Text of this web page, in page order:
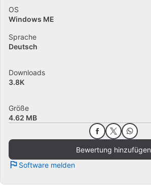
OS
Windows ME
Sprache
Deutsch
Downloads
3.8K
Größe
4.62 MB
Bewertung hinzufügen
Software melden